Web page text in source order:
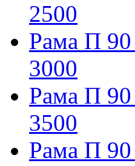
2500
Рама П
3000
Рама П
3500
Рама П